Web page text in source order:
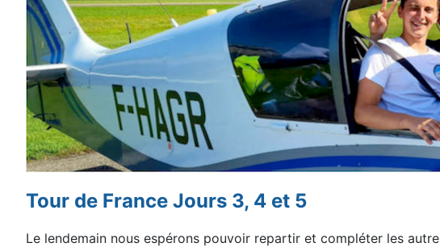
Tour de France Jours 3, 4 et 5
Le lendemain nous espérons pouvoir repartir et compléter les